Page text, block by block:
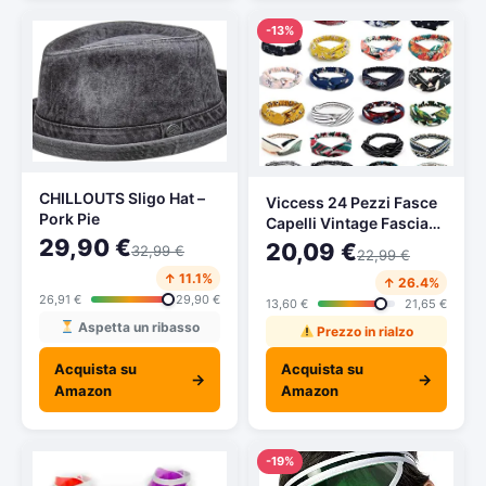
CHILLOUTS Sligo Hat –
Pork Pie
29,90 €32,99 €
↑ 11.1%
26,91 € 29,90 €
Aspetta un ribasso
Acquista su
Amazon
→
-13%
Viccess 24 Pezzi Fasce
Capelli Vintage Fascia
Capelli Donna Turbante
Fasce Ritorto Fasce
Yoga Testa Carino
Accessori Capelli per
Donna e Ragazza,Colore
Casuale
20,09 €22,99 €
↑ 26.4%
13,60 € 21,65 €
Prezzo in rialzo
Acquista su
Amazon
→
-19%